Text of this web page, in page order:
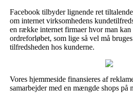
Facebook tilbyder lignende ret
om internet virksomhedens
en række internet firmaer hvor man
ordreforløbet, som lige så vel må
tilfredsheden hos kunderne.
Vores hjemmeside finansieres af
samarbejder med en mængde shops på